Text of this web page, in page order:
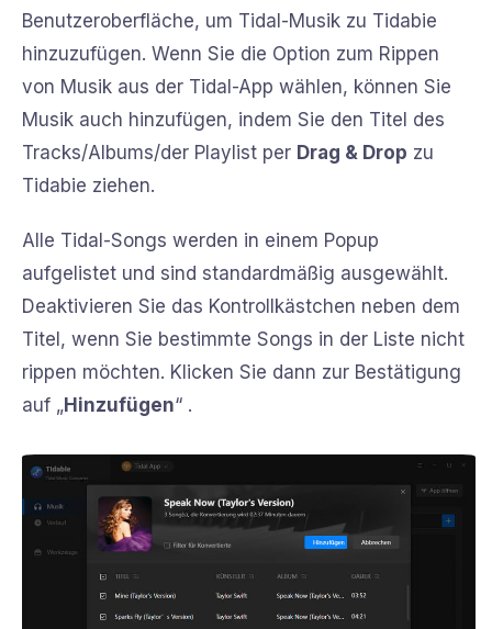
Benutzeroberfläche, um Tidal-Musik zu Tidabie
hinzuzufügen. Wenn Sie die Option zum Rippen
von Musik aus der Tidal-App wählen, können Sie
Musik auch hinzufügen, indem Sie den Titel des
Tracks/Albums/der Playlist per Drag & Drop zu
Tidabie ziehen.
Alle Tidal-Songs werden in einem Popup
aufgelistet und sind standardmäßig ausgewählt.
Deaktivieren Sie das Kontrollkästchen neben dem
Titel, wenn Sie bestimmte Songs in der Liste nicht
rippen möchten. Klicken Sie dann zur Bestätigung
auf „Hinzufügen“ .